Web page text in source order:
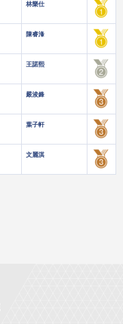
林樂仕
陳睿浲
王諾熙
嚴浚鋒
葉子軒
文麗淇